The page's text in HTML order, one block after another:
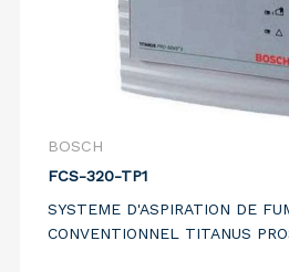
BOSCH
FCS-320-TP1
SYSTEME D'ASPIRATION DE
CONVENTIONNEL TITANUS